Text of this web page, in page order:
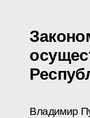
Владимир